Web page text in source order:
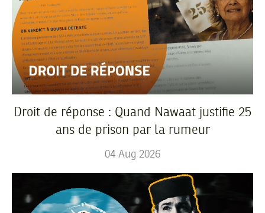
Droit de réponse : Quand Nawaat justifie 25
ans de prison par la rumeur
04 Aug 2026